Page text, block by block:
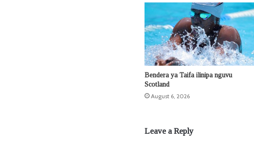
Bendera ya Taifa ilinipa nguvu
Scotland
August 6, 2026
Leave a Reply